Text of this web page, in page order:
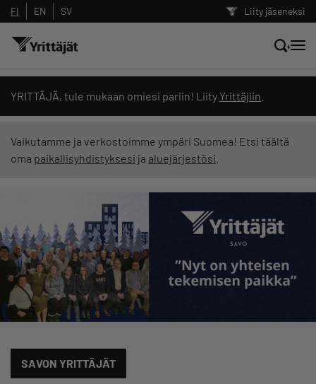
Liity jäseneksi
FI EN SV
YRITTÄJÄ, tule mukaan omiesi pariin! Liity Yrittäjiin
Vaikutamme ja verkostoimme ympäri Suomea! Etsi täältä
oma paikallisyhdistyksesi ja aluejärjestösi
SAVON YRITTÄJÄT
Hae sivustolta tai kysy suoraan
Yrittäjien tekoälyltä
Suodata hakutuloksia: näytä kaikki sisältö